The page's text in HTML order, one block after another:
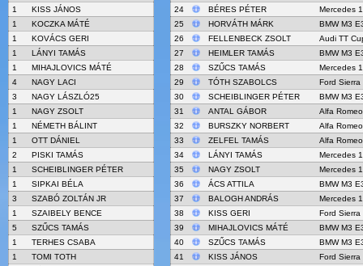
1
KISS JÁNOS
1
KOCZKA MÁTÉ
1
KOVÁCS GERI
1
LÁNYI TAMÁS
1
MIHAJLOVICS MÁTÉ
4
NAGY LACI
3
NAGY LÁSZLÓ25
1
NAGY ZSOLT
1
NÉMETH BÁLINT
1
OTT DÁNIEL
2
PISKI TAMÁS
1
SCHEIBLINGER PÉTER
1
SIPKAI BÉLA
3
SZABÓ ZOLTÁN JR
1
SZAIBELY BENCE
5
SZŰCS TAMÁS
1
TERHES CSABA
1
TOMI TOTH
24
BÉRES PÉTER
Mercedes
25
HORVÁTH MÁRK
BMW M3
26
FELLENBECK ZSOLT
Audi TT
27
HEIMLER TAMÁS
BMW M3
28
SZŰCS TAMÁS
Mercedes
29
TÓTH SZABOLCS
Ford Sierra
30
SCHEIBLINGER PÉTER
BMW M3
31
ANTAL GÁBOR
Alfa
32
BURSZKY NORBERT
Alfa
33
ZELFEL TAMÁS
Alfa
34
LÁNYI TAMÁS
Mercedes
35
NAGY ZSOLT
Mercedes
36
ÁCS ATTILA
BMW M3
37
BALOGH ANDRÁS
Mercedes
38
KISS GERI
Ford Sierra
39
MIHAJLOVICS MÁTÉ
BMW M3
40
SZŰCS TAMÁS
BMW M3
41
KISS JÁNOS
Ford Sierra